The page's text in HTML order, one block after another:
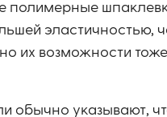
полимерные
эластичностью,
их возможности тоже
обычно указывают,